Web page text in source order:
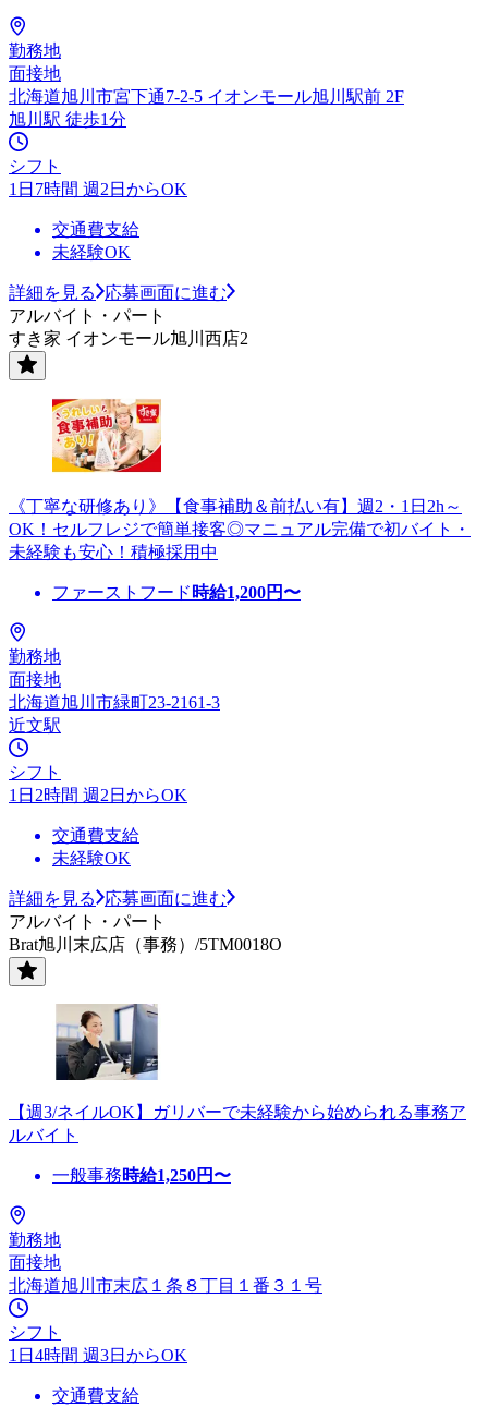
勤務地
面接地
北海道旭川市宮下通7-2-5 イオンモール旭川駅前 2F
旭川駅 徒歩1分
シフト
1日7時間 週2日からOK
交通費支給
未経験OK
詳細を見る
応募画面に進む
アルバイト・パート
すき家 イオンモール旭川西店2
《丁寧な研修あり》【食事補助＆前払い有】週2・1日2h～
OK！セルフレジで簡単接客◎マニュアル完備で初バイト・
未経験も安心！積極採用中
ファーストフード 時給1,200円〜
勤務地
面接地
北海道旭川市緑町23-2161-3
近文駅
シフト
1日2時間 週2日からOK
交通費支給
未経験OK
詳細を見る
応募画面に進む
アルバイト・パート
Brat旭川末広店（事務）/5TM0018O
【週3/ネイルOK】ガリバーで未経験から始められる事務ア
ルバイト
一般事務時給1,250円〜
勤務地
面接地
北海道旭川市末広１条８丁目１番３１号
シフト
1日4時間 週3日からOK
交通費支給